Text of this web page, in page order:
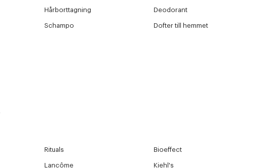
Hårborttagning Deodorant
Schampo Dofter till hemmet
Rituals Bioeffect
Lancôme Kiehl's